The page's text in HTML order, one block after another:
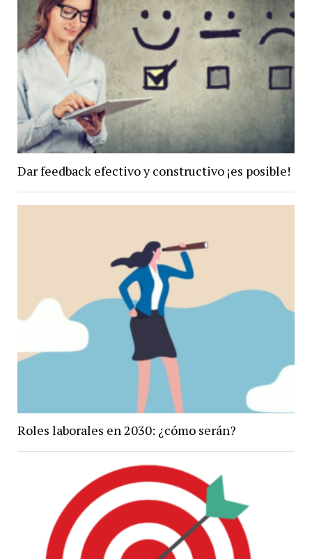
Dar feedback efectivo y constructivo ¡es posible!
Roles laborales en 2030: ¿cómo serán?